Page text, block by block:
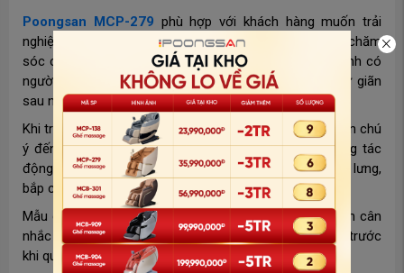
Poongsan MCP-279 phù hợp với khách hàng muốn trải
nghiệm một mẫu ghế massage toàn thân có cảm giác chăm
sóc cơ thể rõ hơn. Đây là lựa chọn nên thử nếu gia đình có
người thường xuyên mỏi lưng, căng cơ hoặc cần thư giãn
sau ngày dài vận động.
Khi trải nghiệm MCP-279 tại showroom, khách hàng nên chú
ý đến phạm vi massage, độ ôm của ghế và khả năng tác
động đến các vùng thường bị mỏi như vai, lưng, thắt lưng,
bắp chân.
Mẫu ghế này phù hợp với khách hàng đang ở giai đoạn cân
nhắc và muốn so sánh với các dòng phổ thông hơn trước
khi quyết định.